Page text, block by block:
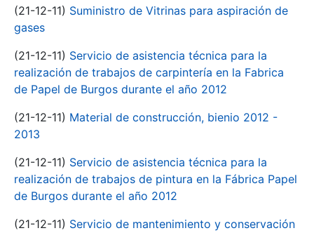
(21-12-11) Suministro de Vitrinas para aspiración de
gases
(21-12-11) Servicio de asistencia técnica para la
realización de trabajos de carpintería en la Fabrica
de Papel de Burgos durante el año 2012
(21-12-11) Material de construcción, bienio 2012 -
2013
(21-12-11) Servicio de asistencia técnica para la
realización de trabajos de pintura en la Fábrica Papel
de Burgos durante el año 2012
(21-12-11) Servicio de mantenimiento y conservación